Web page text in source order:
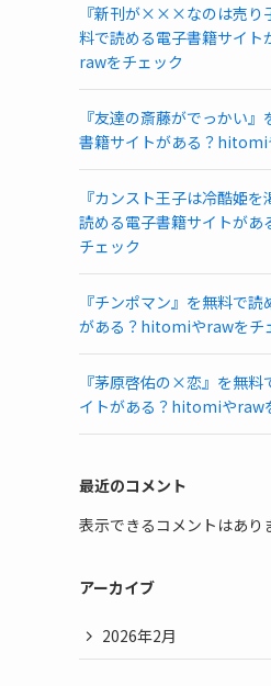
『新刊が×××なのは売り
料で読める電子書籍サイ
rawをチェック
『友達の斎藤がでっかい
書籍サイトがある？hitomi
『カンスト王子は冷酷姫
読める電子書籍サイトが
チェック
『チンポマン』を無料で
がある？hitomiやrawをチ
『茅原啓佑の×恋』を無料
イトがある？hitomiやraw
最近のコメント
表示できるコメントはあり
アーカイブ
2026年2月